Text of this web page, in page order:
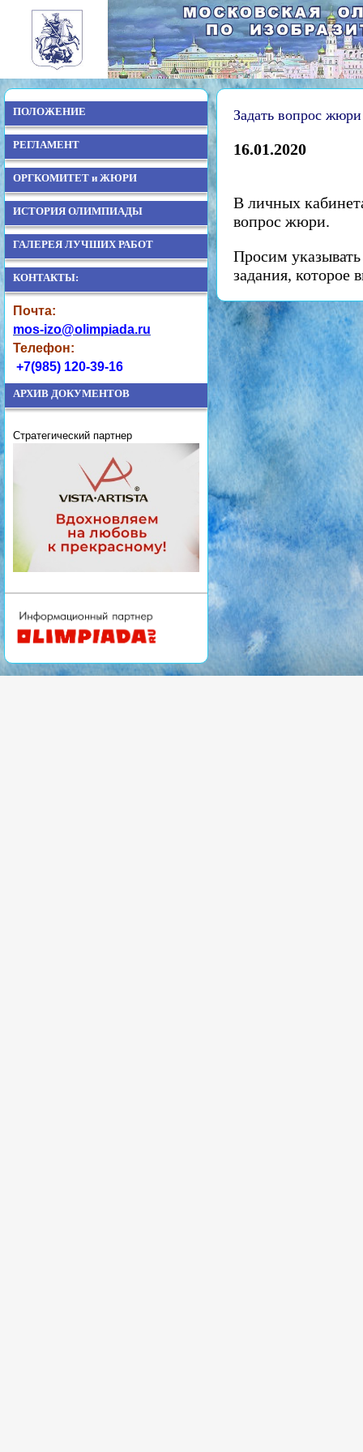
ПОЛОЖЕНИЕ
РЕГЛАМЕНТ
ОРГКОМИТЕТ и ЖЮРИ
ИСТОРИЯ ОЛИМПИАДЫ
ГАЛЕРЕЯ ЛУЧШИХ РАБОТ
КОНТАКТЫ:
Почта:
mos-izo@olimpiada.ru
Телефон:
+7(985) 120-39-16
АРХИВ ДОКУМЕНТОВ
Стратегический партнер
Задать вопрос
16.01.2020
В личных
вопрос жюри.
Просим
задания, которое